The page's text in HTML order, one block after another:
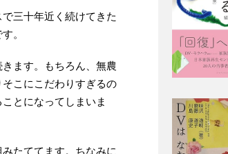
三十年近く続けてきた
。
ます。もちろん、無農
こにこだわりすぎるの
とになってしまいま
たててます。ちなみに